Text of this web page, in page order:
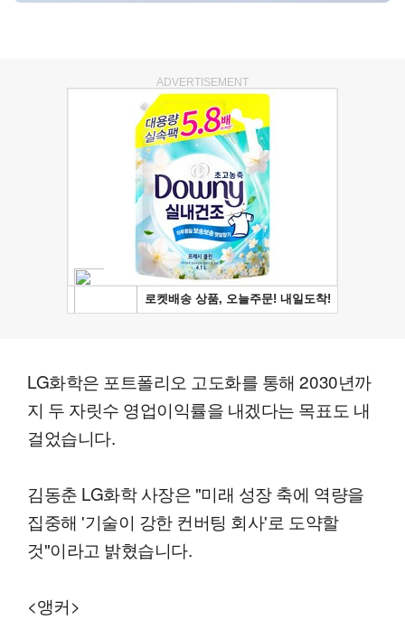
ADVERTISEMENT
LG화학은 포트폴리오 고도화를 통해 2030년까
지 두 자릿수 영업이익률을 내겠다는 목표도 내
걸었습니다.
김동춘 LG화학 사장은 "미래 성장 축에 역량을
집중해 '기술이 강한 컨버팅 회사'로 도약할
것"이라고 밝혔습니다.
<앵커>